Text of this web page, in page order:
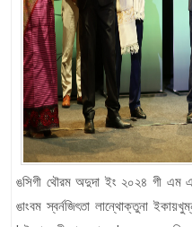
ঙসিগী থৌরম অদুদা ইং ২০২৪ গী এম
ঙাংবম স্বর্নজিৎতা লান্থোক্তুনা